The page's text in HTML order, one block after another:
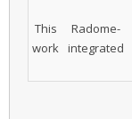
This
work
Radome-
integrated